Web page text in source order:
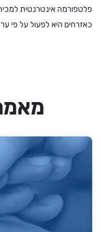
פלטפורמה אינטרנטית
כאזרחים היא לפעול על פי
או משוזרת פרחים,
מעדיפים את העסקים
הדברים המיוחדים שיש לנו